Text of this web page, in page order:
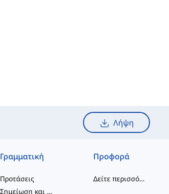
Λήψη
Γραμματική
Προτάσεις
Σημείωση και Ορθογραφία
Προφορά
Δείτε περισσότερα